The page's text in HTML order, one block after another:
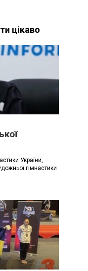
цікаво
України,
гімнастики